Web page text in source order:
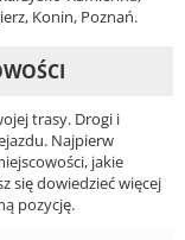
Konin, Poznań.
trasy. Drogi i
Najpierw
jakie
się dowiedzieć więcej
pozycję.